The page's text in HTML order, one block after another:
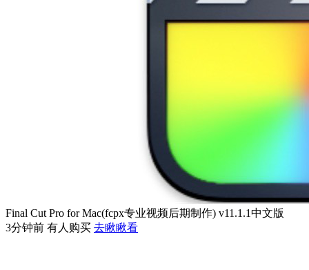
Final Cut Pro for Mac(fcpx专业视频后期制作) v11.1.1中文版
3分钟前 有人购买 去瞅瞅看